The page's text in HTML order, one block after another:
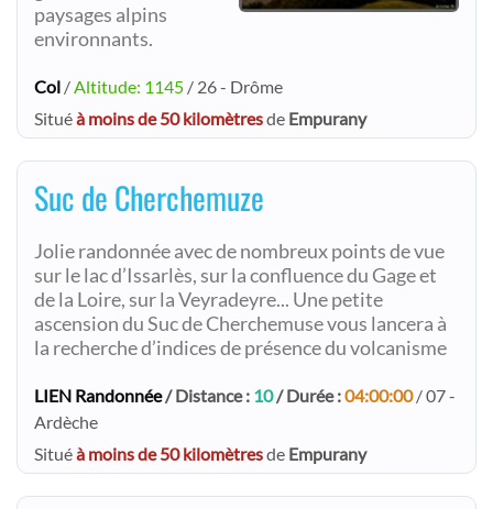
paysages alpins
environnants.
Col /Altitude: 1145 / 26 - Drôme
Situéà moins de 50 kilomètresde Empurany
Suc de Cherchemuze
Jolie randonnée avec de nombreux points de vue
sur le lac d’Issarlès, sur la confluence du Gage et
de la Loire, sur la Veyradeyre... Une petite
ascension du Suc de Cherchemuse vous lancera à
la recherche d’indices de présence du volcanisme
LIEN Randonnée/ Distance : 10/ Durée :04:00:00/ 07 -
Ardèche
Situéà moins de 50 kilomètresde Empurany